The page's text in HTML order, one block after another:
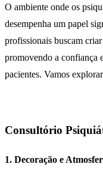
O ambiente onde os
desempenha um papel
profissionais buscam
promovendo a confiança
pacientes. Vamos
Consultório
1. Decoração e